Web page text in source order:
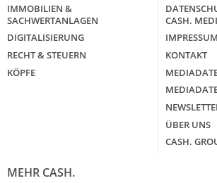
IMMOBILIEN &
SACHWERTANLAGEN
DIGITALISIERUNG
RECHT & STEUERN
KÖPFE
CASH.
IMPRESSUM
KONTAKT
ÜBER UNS
CASH.
MEHR CASH.